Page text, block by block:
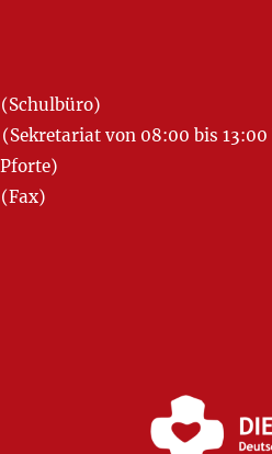
von 08:00 bis 13:00